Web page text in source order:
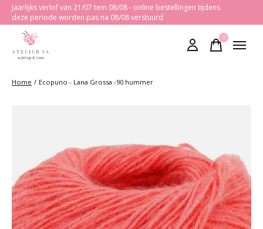
Jaarlijks verlof van 21/07 tem 08/08 - online bestellingen tijdens
deze periode worden pas na 08/08 verstuurd
0items
Home / Ecopuno - Lana Grossa -90 hummer